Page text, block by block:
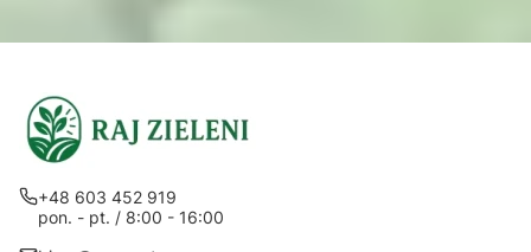
+48 603 452 919
pon. - pt. / 8:00 - 16:00